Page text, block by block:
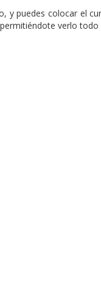
y puedes colocar el
verlo todo